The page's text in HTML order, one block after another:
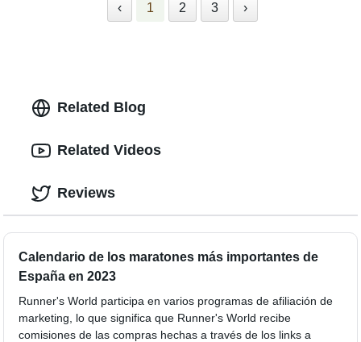
‹ 1 2 3 ›
Related Blog
Calendario de los maratones más importantes de
España en 2023
Runner's World participa en varios programas de afiliación de
marketing, lo que significa que Runner's World recibe
comisiones de las compras hechas a través de los links a
Related Videos
Reviews